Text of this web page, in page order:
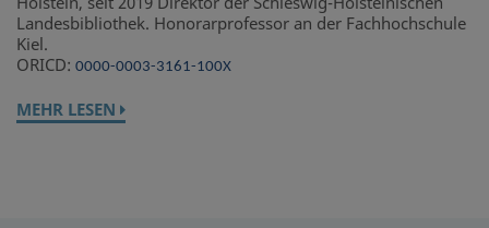
Landesbibliothek. Honorarprofessor an der Fachhochschule
Kiel.
ORICD: 0000-0003-3161-100X
MEHR LESEN